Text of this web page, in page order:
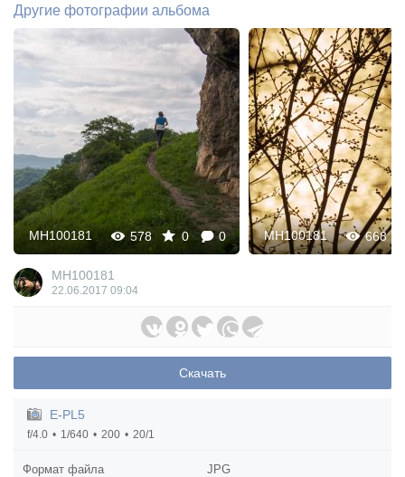
Другие фотографии альбома
578 0 0
MH100181 668
MH100181
MH100181
22.06.2017 09:04
Скачать
E-PL5
f/4.0 1/640 200 20/1
Формат файла
JPG